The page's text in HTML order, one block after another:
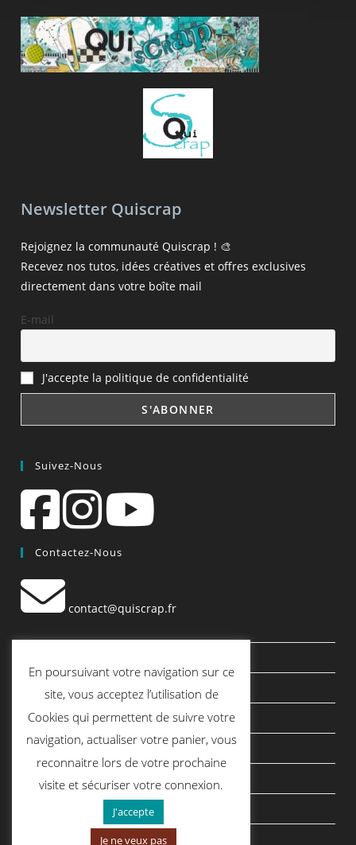
Newsletter Quiscrap
Rejoignez la communauté Quiscrap ! 🎨
Recevez nos tutos, idées créatives et offres exclusives
directement dans votre boîte mail
E-mail
J'accepte la politique de confidentialité
Suivez-Nous
Contactez-Nous
contact@quiscrap.fr
Le Blog
Conditions générales de vente
Mentions légales
Politique de confidentialité
politique de cookies
En poursuivant votre navigation sur ce
site, vous acceptez l’utilisation de
Cookies qui permettent de suivre votre
navigation, actualiser votre panier, vous
reconnaitre lors de votre prochaine
visite et sécuriser votre connexion.
J'accepte
Je ne veux pas